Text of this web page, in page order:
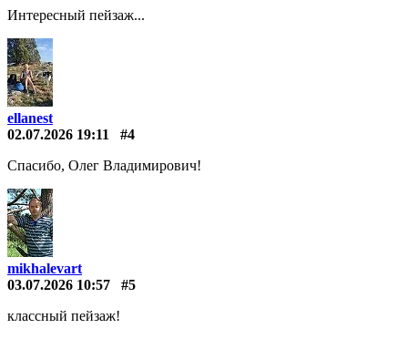
Интересный пейзаж...
ellanest
02.07.2026 19:11
#4
Спасибо, Олег Владимирович!
mikhalevart
03.07.2026 10:57
#5
классный пейзаж!